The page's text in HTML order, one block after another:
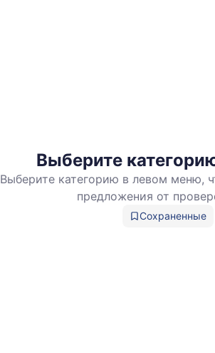
Выберите
Выберите категорию в левом меню,
предложения от
Сохраненные